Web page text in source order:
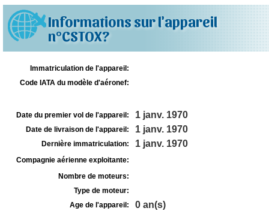
Informations sur l'appareil
n°CSTOX?
Immatriculation de l'appareil:
Code IATA du modèle d'aéronef:
Date du premier vol de l'appareil: 1 janv. 1970
Date de livraison de l'appareil: 1 janv. 1970
Dernière immatriculation: 1 janv. 1970
Compagnie aérienne exploitante:
Nombre de moteurs:
Type de moteur:
Age de l'appareil:
0 an(s)